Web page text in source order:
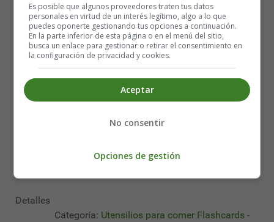
01. Knife
Recursos Educativos en Inglés -
Detalles
Categoría: Utensilios para comer Flashcards -
Es posible que algunos proveedores traten tus datos
personales en virtud de un interés legítimo, algo a lo que
puedes oponerte gestionando tus opciones a continuación.
En la parte inferior de esta página o en el menú del sitio,
busca un enlace para gestionar o retirar el consentimiento en
la configuración de privacidad y cookies.
Aceptar
No consentir
Opciones de gestión